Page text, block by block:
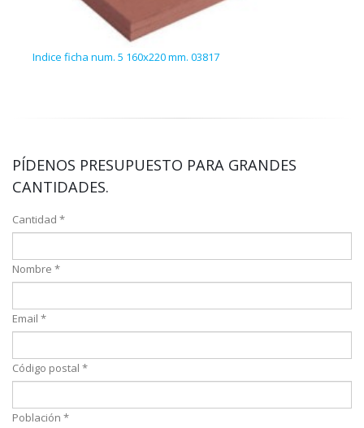
Indice ficha num. 5 160x220 mm. 03817
PÍDENOS PRESUPUESTO PARA GRANDES
CANTIDADES.
Cantidad *
Nombre *
Email *
Código postal *
Población *